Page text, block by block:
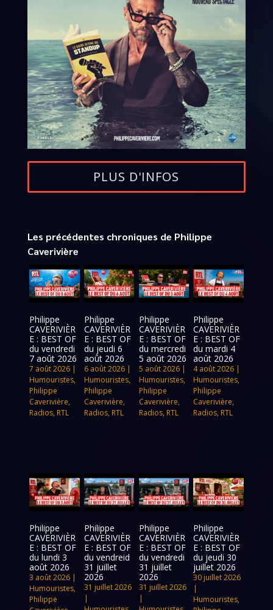
PLUS D'INFOS
Les précédentes chroniques de Philippe
Caverivière
Philippe
CAVERIVIÈR
E : BEST OF
du vendredi
7 août 2026
7 août 2026 |
Humouristes,
Philippe
Caverivière,
Radios, RTL
Philippe
CAVERIVIÈR
E : BEST OF
du jeudi 6
août 2026
6 août 2026|
Humouristes,
Philippe
Caverivière,
Radios, RTL
Philippe
CAVERIVIÈR
E : BEST OF
du mercredi
5 août 2026
5 août 2026|
Humouristes,
Philippe
Caverivière,
Radios, RTL
Philippe
CAVERIVIÈR
E : BEST OF
du mardi 4
août 2026
4 août 2026 |
Humouristes,
Philippe
Caverivière,
Radios, RTL
Philippe
CAVERIVIÈR
E : BEST OF
du lundi 3
août 2026
3 août 2026 |
Humouristes,
Philippe
Philippe
CAVERIVIÈR
E : BEST OF
du vendreid
31 juillet
2026
31 juillet 2026
|
Philippe
CAVERIVIÈR
E : BEST OF
du vendredi
31 juillet
2026
31 juillet 2026
|
Philippe
CAVERIVIÈR
E : BEST OF
du jeudi 30
juillet 2026
30 juillet 2026
|
Humouristes,